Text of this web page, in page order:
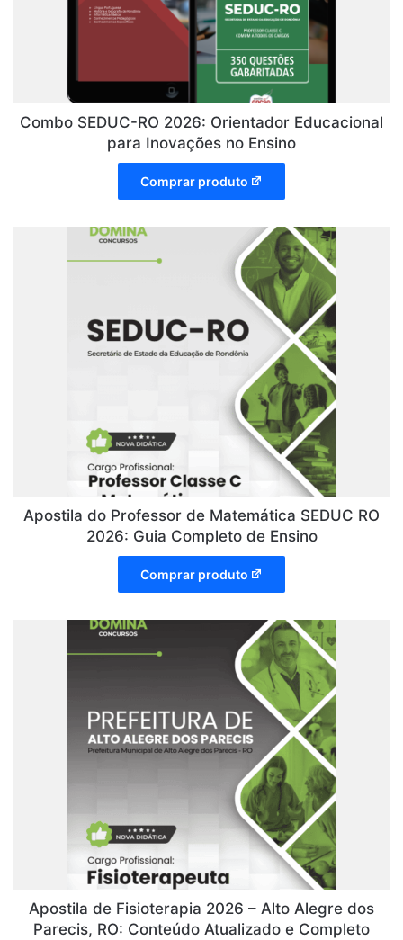
Combo SEDUC-RO 2026: Orientador Educacional
para Inovações no Ensino
Comprar produto
Apostila do Professor de Matemática SEDUC RO
2026: Guia Completo de Ensino
Comprar produto
Apostila de Fisioterapia 2026 – Alto Alegre dos
Parecis, RO: Conteúdo Atualizado e Completo